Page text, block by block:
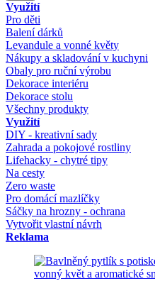
Využití
Pro děti
Balení dárků
Levandule a vonné květy
Nákupy a skladování v kuchyni
Obaly pro ruční výrobu
Dekorace interiéru
Dekorace stolu
Všechny produkty
Využití
DIY - kreativní sady
Zahrada a pokojové rostliny
Lifehacky - chytré tipy
Na cesty
Zero waste
Pro domácí mazlíčky
Sáčky na hrozny - ochrana
Vytvořit vlastní návrh
Reklama